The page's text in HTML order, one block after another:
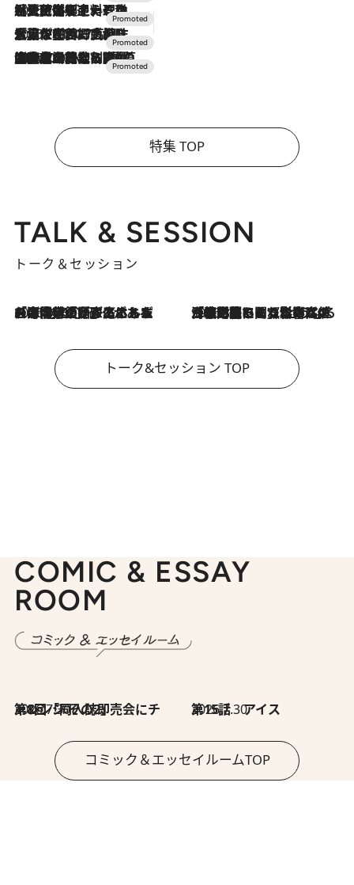
2026.7.24
【夏限定ディナーコース】旬を迎える稚鮎や花ズッキーニなどをイタリア・トスカーナの郷土料理の手法で満喫！
2026.7.17
「土佐和ハーブかき氷」がOMO7高知に登場！生姜、山椒、大葉など目にも舌にも涼を呼ぶ郷土の味
2026.7.10
NEW OPEN！【界 草津】名湯の地に誕生。趣の異なる2種の温泉と上州ならではの会席・蕎麦割烹など美食を味わう究極の癒やし旅
特集 TOP
TALK & SESSION
トーク＆セッション
2026.8.3
「今後値上げがあるとすれば…」「リスクがあるのは今年の冬」エネルギー専門家が語る、ホルムズ海峡封鎖が家庭にもたらす“ある心配” 2026.8.3
「住宅建てられない…」「サーチャージ料の高値が続いている」ホルムズ海峡封鎖による影響はいつまで続く？《エネルギー専門家に聞く“どうなる日本の暮らし”》
トーク&セッション TOP
COMIC & ESSAY
ROOM
2026.7.30
第8回「同人誌即売会にチャレンジ その2」 2026.7.30
第15話 アイス
コミック＆エッセイルームTOP